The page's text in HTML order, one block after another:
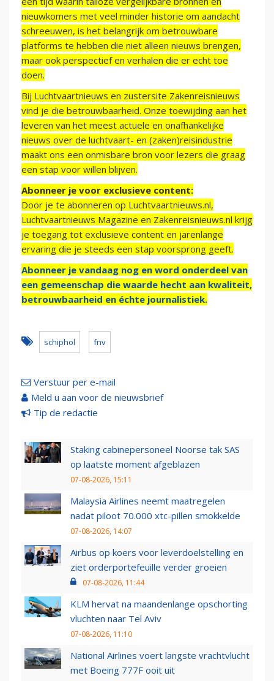
nieuwkomers met veel minder historie om aandacht
schreeuwen, is het belangrijk om betrouwbare
platforms te hebben die niet alleen nieuws brengen,
maar ook perspectief en verhalen die er echt toe
doen.
Bij Luchtvaartnieuws en zustersite Zakenreisnieuws
vind je die betrouwbaarheid. Onze toewijding aan het
leveren van het meest actuele en onafhankelijke
nieuws over de luchtvaart- en (zaken)reisindustrie
maakt ons een onmisbare bron voor lezers die graag
een stap voor willen blijven.
Abonneer je voor exclusieve content:
Door je te abonneren op Luchtvaartnieuws.nl,
Luchtvaartnieuws Magazine en Zakenreisnieuws.nl krijg
je toegang tot exclusieve content en jarenlange
ervaring die je steeds een stap voorsprong geeft.
Abonneer je vandaag nog en word onderdeel van
een gemeenschap die waarde hecht aan kwaliteit,
betrouwbaarheid en échte journalistiek.
schiphol fnv
Verstuur per e-mail
Meld u aan voor de nieuwsbrief
Tip de redactie
Staking cabinepersoneel Noorse tak SAS
op laatste moment afgeblazen
07-08-2026, 15:11
Malaysia Airlines neemt maatregelen
nadat piloot 70.000 xtc-pillen smokkelde
07-08-2026, 14:07
Airbus op koers voor leverdoelstelling en
ziet orderportefeuille verder groeien
07-08-2026, 11:44
KLM hervat na maandenlange opschorting
vluchten naar Tel Aviv
07-08-2026, 11:10
National Airlines voert langste vrachtvlucht
met Boeing 777F ooit uit